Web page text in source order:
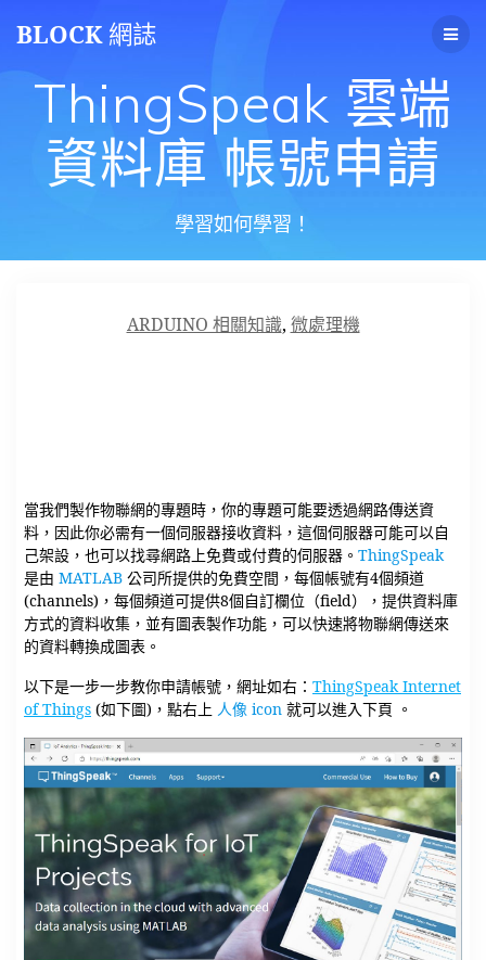
BLOCK網誌
ThingSpeak 雲端
資料庫 帳號申請
學習如何學習！
ARDUINO 相關知識, 微處理機
當我們製作物聯網的專題時，你的專題可能要透過網路傳送資
料，因此你必需有一個伺服器接收資料，這個伺服器可能可以自
己架設，也可以找尋網路上免費或付費的伺服器。 ThingSpeak
是由 MATLAB 公司所提供的免費空間，每個帳號有4個頻道
(channels)，每個頻道可提供8個自訂欄位（field），提供資料庫
方式的資料收集，並有圖表製作功能，可以快速將物聯網傳送來
的資料轉換成圖表。
以下是一步一步教你申請帳號，網址如右： ThingSpeak Internet
of Things (如下圖)，點右上 人像 icon 就可以進入下頁 。